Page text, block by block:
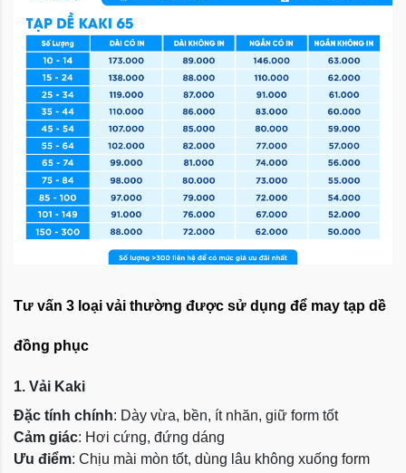
Tư vấn 3 loại vải thường được sử dụng để may tạp dề
đồng phục
1. Vải Kaki
Đặc tính chính: Dày vừa, bền, ít nhăn, giữ form tốt
Cảm giác: Hơi cứng, đứng dáng
Ưu điểm: Chịu mài mòn tốt, dùng lâu không xuống form